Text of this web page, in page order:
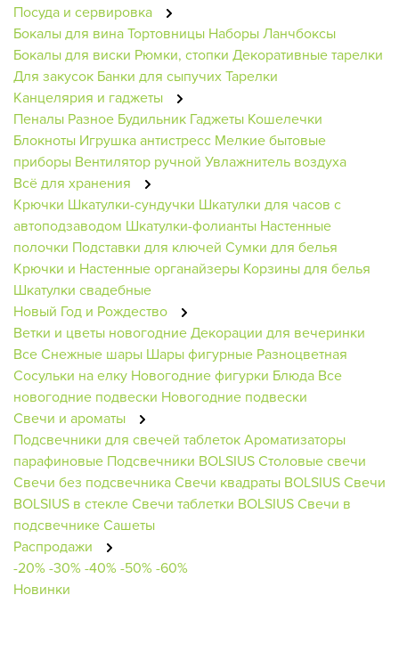
Посуда и сервировка
Бокалы для винаТортовницы НаборыЛанчбоксы
Бокалы для виски Рюмки, стопки Декоративные тарелки
Для закусок Банки для сыпучихТарелки
Канцелярия и гаджеты
Пеналы Разное Будильник Гаджеты Кошелечки
Блокноты Игрушка антистресс Мелкие бытовые
приборы Вентилятор ручной Увлажнитель воздуха
Всё для хранения
Крючки Шкатулки-сундучки Шкатулки для часов с
автоподзаводом Шкатулки-фолианты Настенные
полочки Подставки для ключей Сумки для белья
Крючки и Настенные органайзеры Корзины для белья
Шкатулки свадебные
Новый Год и Рождество
Ветки и цветы новогодниеДекорации для вечеринки
Все Снежные шары Шары фигурные Разноцветная
Сосульки на елку Новогодние фигурки Блюда Все
новогодние подвески Новогодние подвески
Свечи и ароматы
Подсвечники для свечей таблетокАроматизаторы
парафиновые Подсвечники BOLSIUSСтоловые свечи
Свечи без подсвечникаСвечи квадраты BOLSIUSСвечи
BOLSIUS в стеклеСвечи таблетки BOLSIUSСвечи в
подсвечникеСашеты
Распродажи
-20%-30%-40%-50%-60%
Новинки